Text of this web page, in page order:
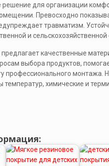
решение для организации
Превосходно
травматизм.
и сельскохозяйственной
качественные
выбора продуктов,
профессионального
химические и